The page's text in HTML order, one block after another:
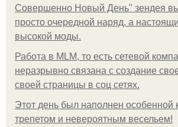
Совершенно Новый День" зендея
просто очередной наряд, а
высокой моды.
Работа в MLM, то есть сетевой
неразрывно связана с создание
своей страницы в соц сетях.
Этот день был наполнен особенной
трепетом и невероятным весельем!